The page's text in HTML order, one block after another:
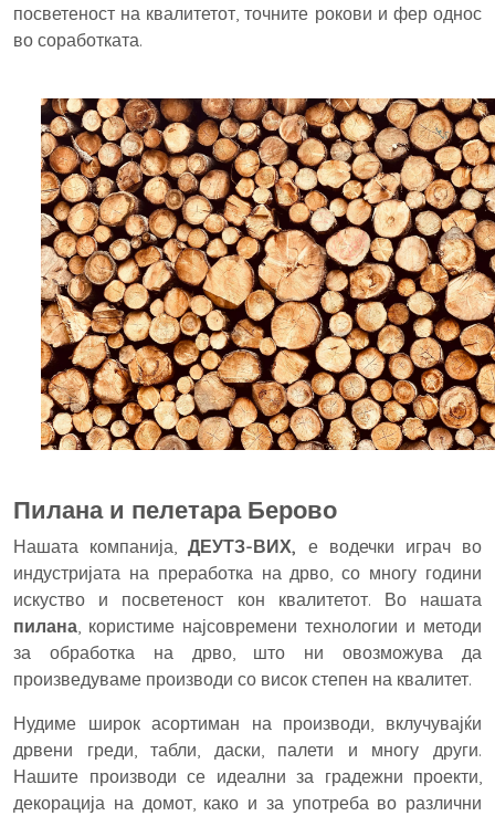
посветеност на квалитетот, точните рокови и фер однос
во соработката.
Пилана и пелетара Берово
Нашата компанија,ДЕУТЗ-ВИХ, е водечки играч во
индустријата на преработка на дрво, со многу години
искуство и посветеност кон квалитетот. Во нашата
пилана , користиме најсовремени технологии и методи
за обработка на дрво, што ни овозможува да
произведуваме производи со висок степен на квалитет.
Нудиме широк асортиман на производи, вклучувајќи
дрвени греди, табли, даски, палети и многу други.
Нашите производи се идеални за градежни проекти,
декорација на домот, како и за употреба во различни